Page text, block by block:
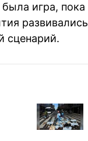
игра, пока
развивались
сценарий.